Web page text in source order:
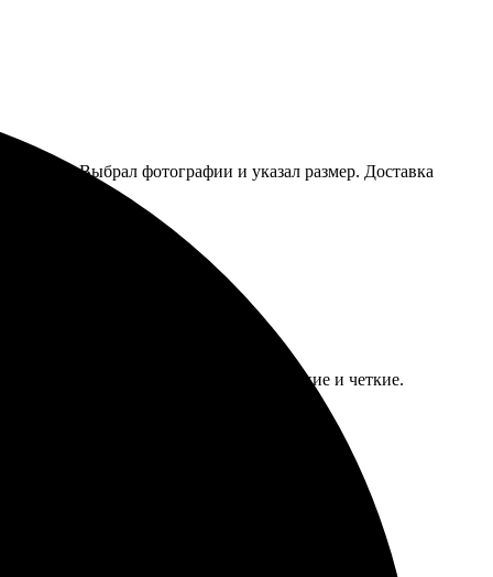
пройти. Выбрал фотографии и указал размер. Доставка
отпечатков меня поразило, яркие и четкие.